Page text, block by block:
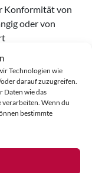
Technologien wie
darauf zuzugreifen.
Daten wie das
verarbeiten. Wenn du
bestimmte
Konformität von
oder von
und
sowie
Dokumentation